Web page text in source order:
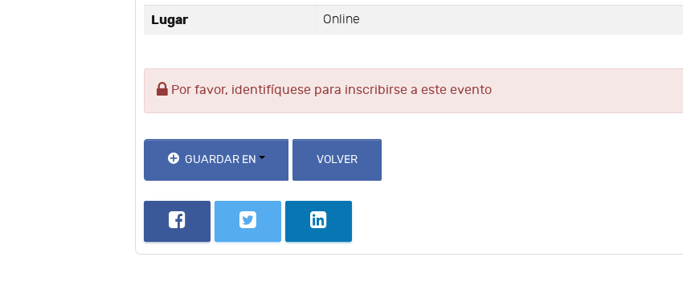
Lugar Online
Por favor, identifíquese para inscribirse a este evento
GUARDAR EN VOLVER